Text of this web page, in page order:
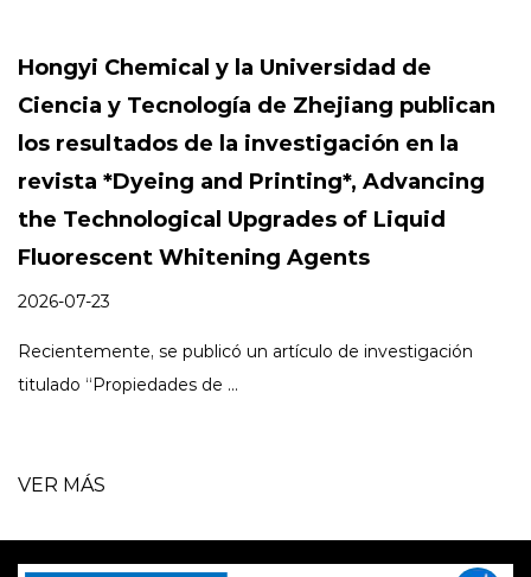
y la Universidad de
Tecnología de Zhejiang publican
de la investigación en la
and Printing*, Advancing
Upgrades of Liquid
Whitening Agents
se publicó un artículo de investigación
de ...
tejidas
2026-07-